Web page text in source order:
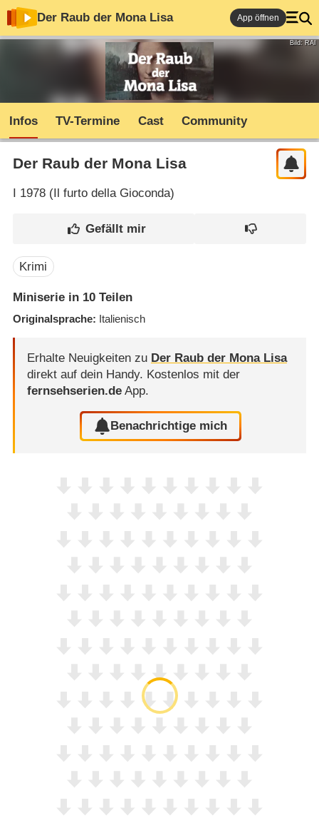
Der Raub der Mona Lisa App öffnen
Bild: RAI
Infos TV-Termine Cast Community
Der Raub der Mona Lisa
1978 (Il furto della Gioconda)
Krimi
Miniserie in 10 Teilen
Originalsprache Italienisch
Erhalte Neuigkeiten zu Der Raub der Mona Lisa
direkt auf dein Handy. Kostenlos mit der
fernsehserien.deApp.
Benachrichtige mich